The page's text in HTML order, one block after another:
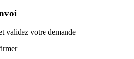
validez votre demande